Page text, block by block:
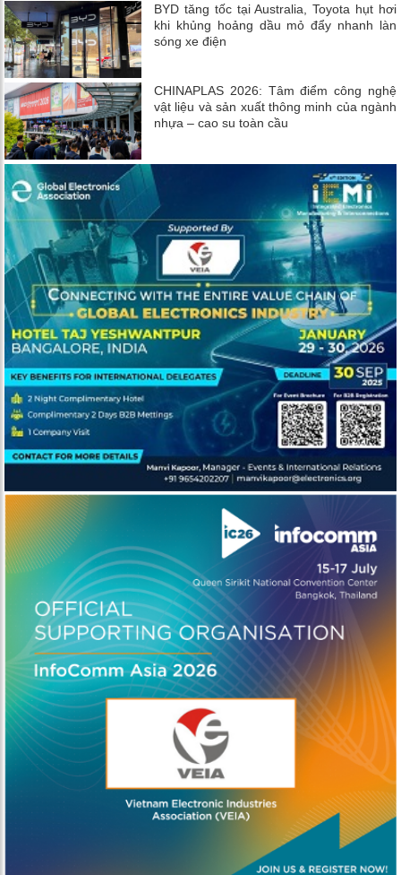
BYD tăng tốc tại Australia, Toyota hụt hơi
khi khủng hoảng dầu mỏ đẩy nhanh làn
sóng xe điện
CHINAPLAS 2026: Tâm điểm công nghệ
vật liệu và sản xuất thông minh của ngành
nhựa – cao su toàn cầu